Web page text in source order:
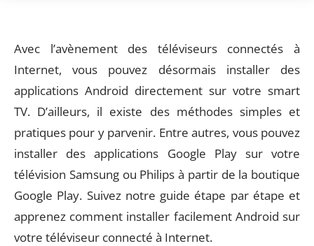
Avec l’avènement des téléviseurs connectés à
Internet, vous pouvez désormais installer des
applications Android directement sur votre smart
TV. D’ailleurs, il existe des méthodes simples et
pratiques pour y parvenir. Entre autres, vous pouvez
installer des applications Google Play sur votre
télévision Samsung ou Philips à partir de la boutique
Google Play. Suivez notre guide étape par étape et
apprenez comment installer facilement Android sur
votre téléviseur connecté à Internet.